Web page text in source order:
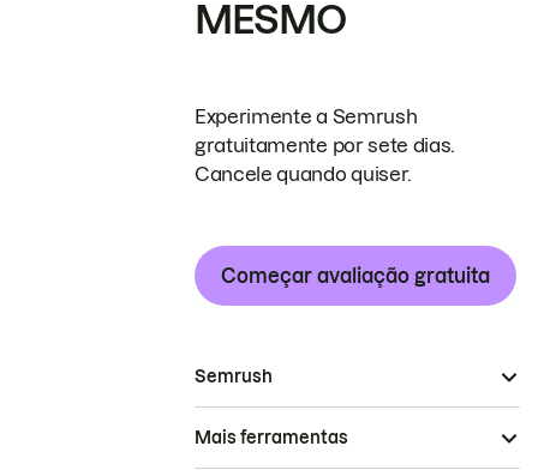
MESMO
Experimente a Semrush
gratuitamente por sete dias.
Cancele quando quiser.
Começar avaliação gratuita
Semrush
Mais ferramentas